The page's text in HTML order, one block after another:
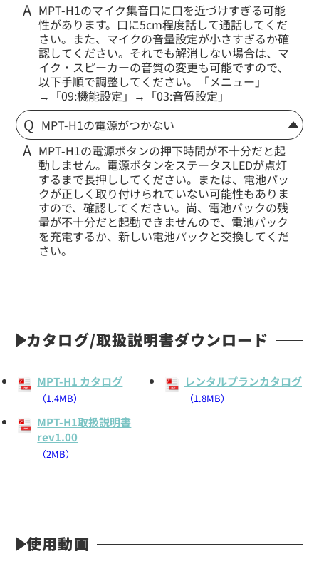
MPT-H1のマイク集音口に口を近づけすぎる可能
性があります。口に5cm程度話して通話してくだ
さい。また、マイクの音量設定が小さすぎるか確
認してください。それでも解消しない場合は、マ
イク・スピーカーの音質の変更も可能ですので、
以下手順で調整してください。「メニュー」
→「09:機能設定」→「03:音質設定」
MPT-H1の電源がつかない
MPT-H1の電源ボタンの押下時間が不十分だと起
動しません。電源ボタンをステータスLEDが点灯
するまで長押ししてください。または、電池パッ
クが正しく取り付けられていない可能性もありま
すので、確認してください。尚、電池パックの残
量が不十分だと起動できませんので、電池パック
を充電するか、新しい電池パックと交換してくだ
さい。
カタログ/取扱説明書ダウンロード
MPT-H1 カタログ
（1.4MB）
レンタルプランカタログ
（1.8MB）
MPT-H1取扱説明書
rev1.00
（2MB）
使用動画